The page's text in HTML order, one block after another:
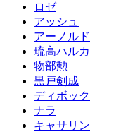
ロゼ
アッシュ
アーノルド
琉高ハルカ
物部勲
黒戸剣成
ディボック
ナラ
キャサリン